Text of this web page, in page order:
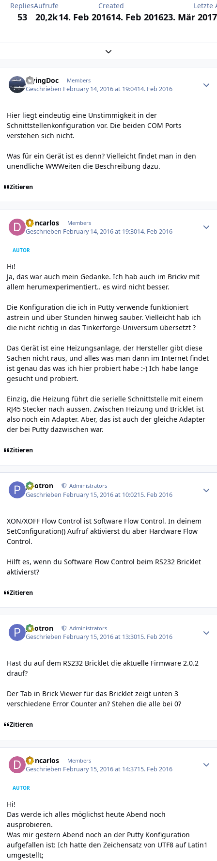
Replies
53
Aufrufe
20,2k
Created
14. Feb 201614. Feb 2016
Letzte
23. Mär 2017
Expand topic overview
FlyingDoc Members
Geschrieben February 14, 2016 at 19:0414. Feb 2016
Hier liegt eindeutig eine Unstimmigkeit in der
Schnittstellenkonfiguration vor. Die beiden COM Ports
verstehen sich nicht.
Was für ein Gerät ist es denn? Vielleicht findet man in den
unendliche WWWeiten die Beschreibung dazu.
Zitieren
Doncarlos Members
Geschrieben February 14, 2016 at 19:3014. Feb 2016
AUTOR
Hi!
Ja, das war auch mein Gedanke. Ich hab auch im Brickv mit
allem herumexperimentiert.. es wird nicht besser.
Die Konfiguration die ich in Putty verwende funktioniert
astrein und über Stunden hinweg sauber. Vielleicht hab ich
die nicht richtig in das Tinkerforge-Universum übersetzt ?
Das Gerät ist eine Heizungsanlage, der Hersteller gibt diese
Sachen nicht raus, und alles was man dann im Internet findet
ist genau das was ich hier probiert habe :-) Ich habe lange
gesucht und probiert.
Einzig, die Heizung führt die serielle Schnittstelle mit einem
RJ45 Stecker nach aussen. Zwischen Heizung und Bricklet ist
also noch ein Adapter. Aber, das ist auch der gleiche Adapter
der bei Putty dazwischen war.
Zitieren
photron Administrators
Geschrieben February 15, 2016 at 10:0215. Feb 2016
XON/XOFF Flow Control ist Software Flow Control. In deinem
SetConfiguration() Aufruf aktivierst du aber Hardware Flow
Control.
Hilft es, wenn du Software Flow Control beim RS232 Bricklet
aktivierst?
Zitieren
photron Administrators
Geschrieben February 15, 2016 at 13:3015. Feb 2016
Hast du auf dem RS232 Bricklet die aktuelle Firmware 2.0.2
drauf?
Der Tab in Brick Viewer für das Bricklet zeigt unten 3
verschiedene Error Counter an? Stehen die alle bei 0?
Zitieren
Doncarlos Members
Geschrieben February 15, 2016 at 14:3715. Feb 2016
AUTOR
Hi!
Das werde ich alles möglichst heute Abend noch
ausprobieren.
Was mir gestern Abend noch an der Putty Konfiguration
aufgefallen ist: Ich hatte den Zeichensatz von UTF8 auf Latin1
umgestellt;